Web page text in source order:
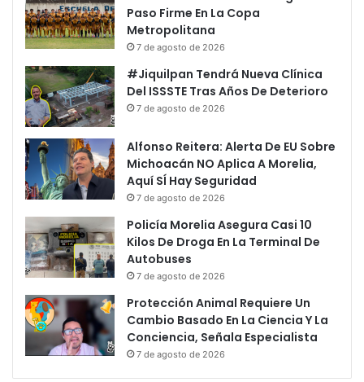
Paso Firme En La Copa
Metropolitana
7 de agosto de 2026
#Jiquilpan Tendrá Nueva Clínica
Del ISSSTE Tras Años De Deterioro
7 de agosto de 2026
Alfonso Reitera: Alerta De EU Sobre
Michoacán NO Aplica A Morelia,
Aquí SÍ Hay Seguridad
7 de agosto de 2026
Policía Morelia Asegura Casi 10
Kilos De Droga En La Terminal De
Autobuses
7 de agosto de 2026
Protección Animal Requiere Un
Cambio Basado En La Ciencia Y La
Conciencia, Señala Especialista
7 de agosto de 2026